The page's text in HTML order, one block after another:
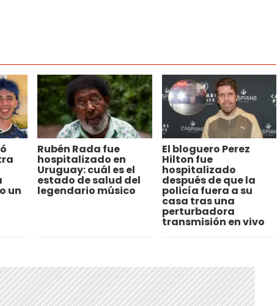
un
Rubén Rada fue
hospitalizado en
Uruguay: cuál es el
estado de salud del
legendario músico
El bloguero Perez
Hilton fue
hospitalizado
después de que la
policía fuera a su
casa tras una
perturbadora
transmisión en vivo